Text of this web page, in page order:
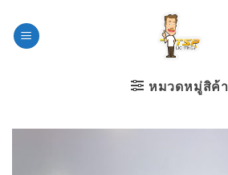
หมวดหมู่สิค้า